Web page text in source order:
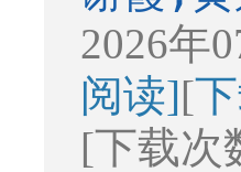
2026年
阅读][
[下载次